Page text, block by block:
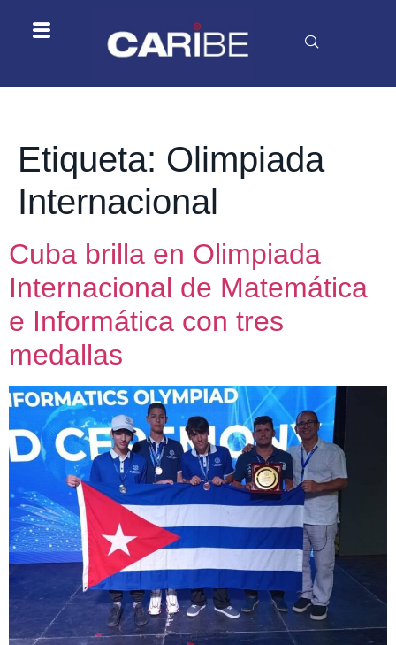
Etiqueta: Olimpiada
Internacional
Cuba brilla en Olimpiada
Internacional de Matemática
e Informática con tres
medallas